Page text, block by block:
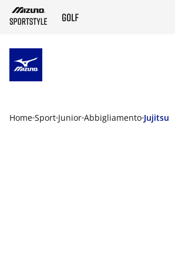
Home Sport Junior Abbigliamento Jujitsu